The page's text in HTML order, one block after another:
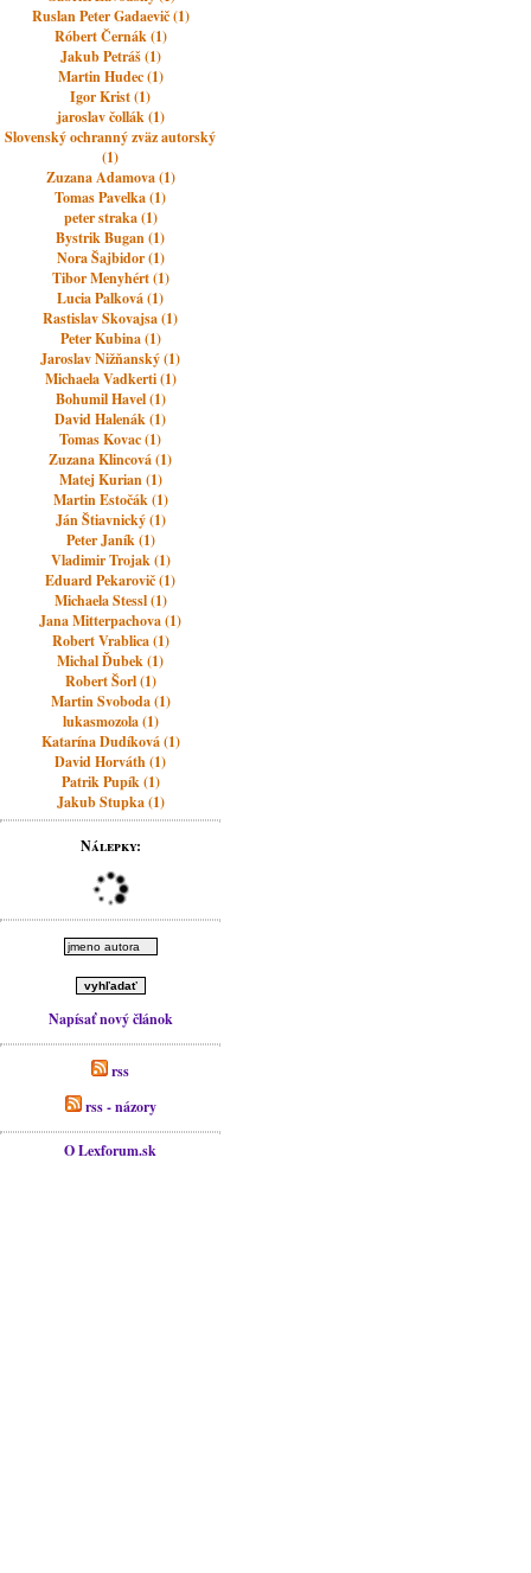
Ruslan Peter Gadaevič (1)
Róbert Černák (1)
Jakub Petráš (1)
Martin Hudec (1)
Igor Krist (1)
jaroslav čollák (1)
Slovenský ochranný zväz autorský
(1)
Zuzana Adamova (1)
Tomas Pavelka (1)
peter straka (1)
Bystrik Bugan (1)
Nora Šajbidor (1)
Tibor Menyhért (1)
Lucia Palková (1)
Rastislav Skovajsa (1)
Peter Kubina (1)
Jaroslav Nižňanský (1)
Michaela Vadkerti (1)
Bohumil Havel (1)
David Halenák (1)
Tomas Kovac (1)
Zuzana Klincová (1)
Matej Kurian (1)
Martin Estočák (1)
Ján Štiavnický (1)
Peter Janík (1)
Vladimir Trojak (1)
Eduard Pekarovič (1)
Michaela Stessl (1)
Jana Mitterpachova (1)
Robert Vrablica (1)
Michal Ďubek (1)
Robert Šorl (1)
Martin Svoboda (1)
lukasmozola (1)
Katarína Dudíková (1)
David Horváth (1)
Patrik Pupík (1)
Jakub Stupka (1)
Nálepky:
Napísať nový článok
rss
rss - názory
O Lexforum.sk